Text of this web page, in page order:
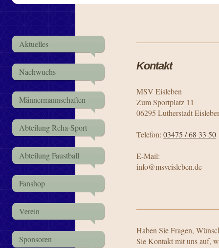
Aktuelles
Nachwuchs
Männermannschaften
Abteilung Reha-Sport
Abteilung Faustball
Fanshop
Verein
Sponsoren
Kontakt
MSV Eisleben
Zum Sportplatz 11
06295 Lutherstadt
Telefon:03475 / 68 33 50
E-Mail:
info@msveisleben.de
Haben Sie Fragen,
Sie Kontakt mit uns auf,